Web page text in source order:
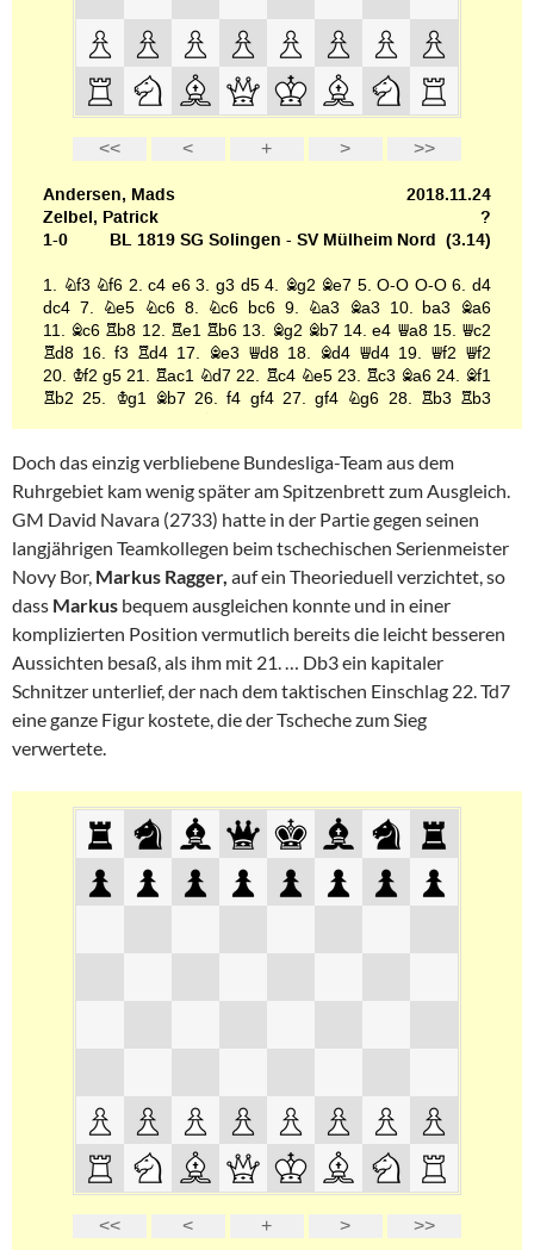
Doch das einzig verbliebene Bundesliga-Team aus dem
Ruhrgebiet kam wenig später am Spitzenbrett zum Ausgleich.
GM David Navara (2733) hatte in der Partie gegen seinen
langjährigen Teamkollegen beim tschechischen Serienmeister
Novy Bor, Markus Ragger, auf ein Theorieduell verzichtet, so
dass Markus bequem ausgleichen konnte und in einer
komplizierten Position vermutlich bereits die leicht besseren
Aussichten besaß, als ihm mit 21. … Db3 ein kapitaler
Schnitzer unterlief, der nach dem taktischen Einschlag 22. Td7
eine ganze Figur kostete, die der Tscheche zum Sieg
verwertete.